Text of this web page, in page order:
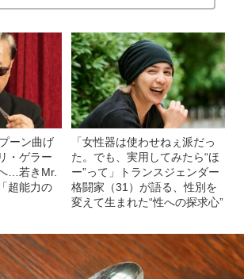
ーン曲げ
・ゲラー
…若きMr.
超能力の
「女性器は使わせねぇ派だっ
た。でも、実用してみたら“ほ
ー”って」トランスジェンダー
格闘家（31）が語る、性別を
変えて生まれた“性への探求心”